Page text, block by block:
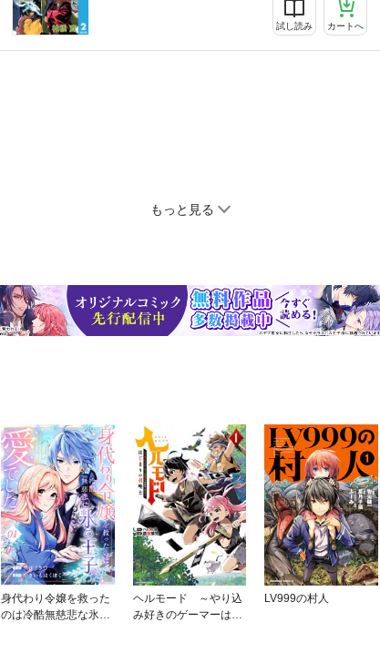
試し読み カートへ
もっと見る
身代わり令嬢を救った
のは冷酷無慈悲な氷の
ヘルモード ～やり込
み好きのゲーマーは廃
LV999の村人